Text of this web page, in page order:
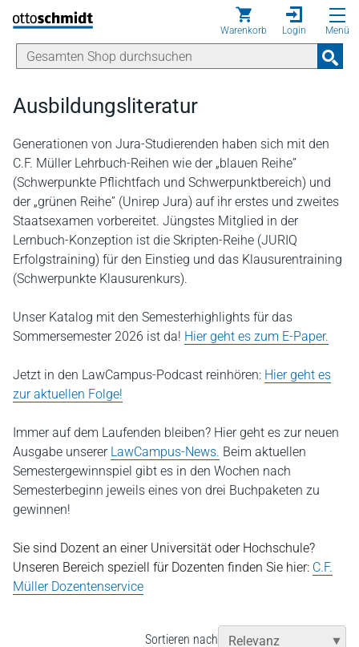
Direkt zum Inhalt
Warenkorb Login Menü
Ausbildungsliteratur
Generationen von Jura-Studierenden haben sich mit den
C.F. Müller Lehrbuch-Reihen wie der „blauen Reihe”
(Schwerpunkte Pflichtfach und Schwerpunktbereich) und
der „grünen Reihe” (Unirep Jura) auf ihr erstes und zweites
Staatsexamen vorbereitet. Jüngstes Mitglied in der
Lernbuch-Konzeption ist die Skripten-Reihe (JURIQ
Erfolgstraining) für den Einstieg und das Klausurentraining
(Schwerpunkte Klausurenkurs).
Unser Katalog mit den Semesterhighlights für das
Sommersemester 2026 ist da! Hier geht es zum E-Paper.
Jetzt in den LawCampus-Podcast reinhören: Hier geht es
zur aktuellen Folge!
Immer auf dem Laufenden bleiben? Hier geht es zur neuen
Ausgabe unserer LawCampus-News. Beim aktuellen
Semestergewinnspiel gibt es in den Wochen nach
Semesterbeginn jeweils eines von drei Buchpaketen zu
gewinnen!
Sie sind Dozent an einer Universität oder Hochschule?
Unseren Bereich speziell für Dozenten finden Sie hier: C.F.
Müller Dozentenservice
Sortieren nach